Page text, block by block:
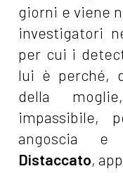
giorni e viene
investigatori
per cui i
lui è perché,
della
impassibile,
angoscia e
Distaccato,